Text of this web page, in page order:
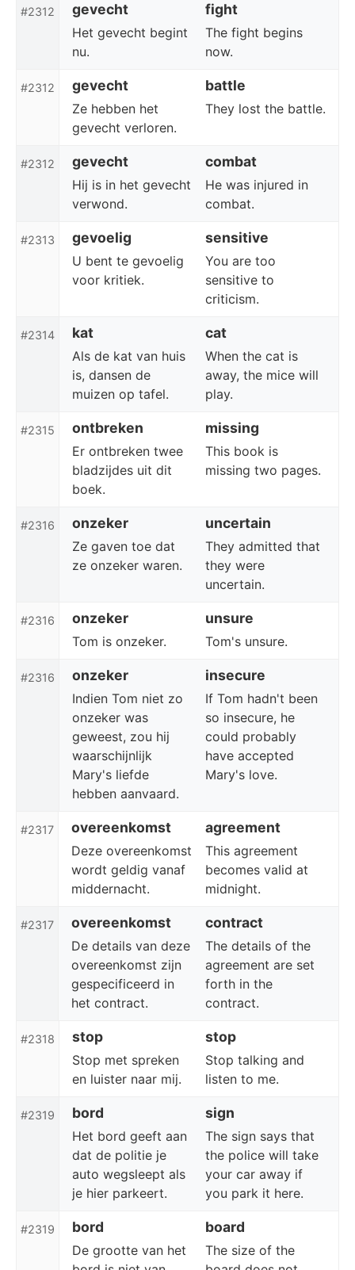
#2312 gevecht fight
Het gevecht begint
nu.
The fight begins
now.
#2312 gevecht battle
Ze hebben het
gevecht verloren.
They lost the battle.
#2312 gevecht combat
Hij is in het gevecht
verwond.
He was injured in
combat.
#2313 gevoelig sensitive
U bent te gevoelig
voor kritiek.
You are too
sensitive to
criticism.
#2314 kat cat
Als de kat van huis
is, dansen de
muizen op tafel.
When the cat is
away, the mice will
play.
#2315 ontbreken missing
Er ontbreken twee
bladzijdes uit dit
boek.
This book is
missing two pages.
#2316 onzeker uncertain
Ze gaven toe dat
ze onzeker waren.
They admitted that
they were
uncertain.
#2316 onzeker unsure
Tom is onzeker. Tom's unsure.
#2316 onzeker insecure
Indien Tom niet zo
onzeker was
geweest, zou hij
waarschijnlijk
Mary's liefde
hebben aanvaard.
If Tom hadn't been
so insecure, he
could probably
have accepted
Mary's love.
#2317 overeenkomst agreement
Deze overeenkomst
wordt geldig vanaf
middernacht.
This agreement
becomes valid at
midnight.
#2317 overeenkomst contract
De details van deze
overeenkomst zijn
gespecificeerd in
het contract.
The details of the
agreement are set
forth in the
contract.
#2318 stop stop
Stop met spreken
en luister naar mij.
Stop talking and
listen to me.
#2319 bord sign
Het bord geeft aan
dat de politie je
auto wegsleept als
je hier parkeert.
The sign says that
the police will take
your car away if
you park it here.
#2319 bord board
De grootte van het
The size of the